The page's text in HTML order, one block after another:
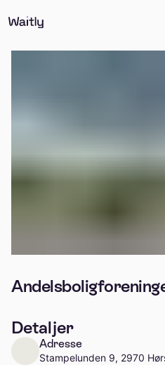
Detaljer
Adresse
Stampelunden 9, 2970